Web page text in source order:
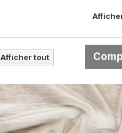
Afficher tout